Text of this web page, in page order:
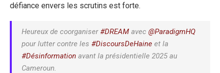
défiance envers les scrutins est forte.
Heureux de coorganiser#DREAM avec @ParadigmHQ
pour lutter contre les #DiscoursDeHaine et la
#Désinformation avant la présidentielle 2025 au
Cameroun.